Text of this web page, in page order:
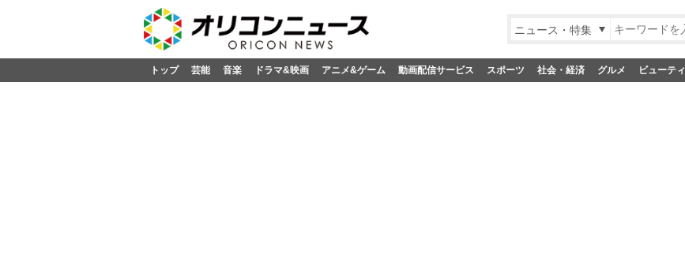
ニュース・特集
トップ 芸能 音楽 ドラマ&映画 アニメ&ゲーム 動画配信サービス スポーツ 社会・経済 グルメ ビューティ